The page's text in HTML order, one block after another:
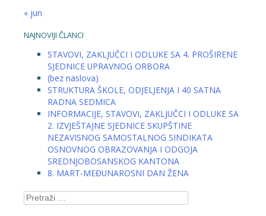
« jun
NAJNOVIJI ČLANCI
STAVOVI, ZAKLJUČCI I ODLUKE SA 4. PROŠIRENE
SJEDNICE UPRAVNOG ORBORA
(bez naslova)
STRUKTURA ŠKOLE, ODJELJENJA I 40 SATNA
RADNA SEDMICA
INFORMACIJE, STAVOVI, ZAKLJUČCI I ODLUKE SA
2. IZVJEŠTAJNE SJEDNICE SKUPŠTINE
NEZAVISNOG SAMOSTALNOG SINDIKATA
OSNOVNOG OBRAZOVANJA I ODGOJA
SREDNJOBOSANSKOG KANTONA
8. MART-MEĐUNAROSNI DAN ŽENA
Pretraga: